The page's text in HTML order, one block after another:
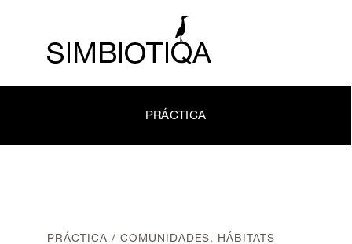
PRÁCTICA
PRÁCTICA / COMUNIDADES, HÁBITATS